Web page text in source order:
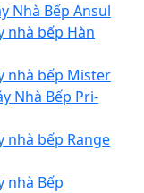
Nhà Bếp Ansul
nhà bếp Hàn
nhà bếp Mister
Nhà Bếp Pri-
nhà bếp Range
nhà Bếp